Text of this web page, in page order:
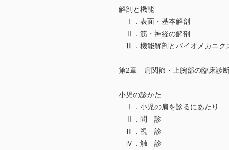
解剖と機能
Ⅰ．表面・基本解剖
Ⅱ．筋・神経の解剖
Ⅲ．機能解剖とバイオメカニク
第2章 肩関節・上腕部の臨床診
小児の診かた
Ⅰ．小児の肩を診るにあたり
Ⅱ．問 診
Ⅲ．視 診
Ⅳ．触 診